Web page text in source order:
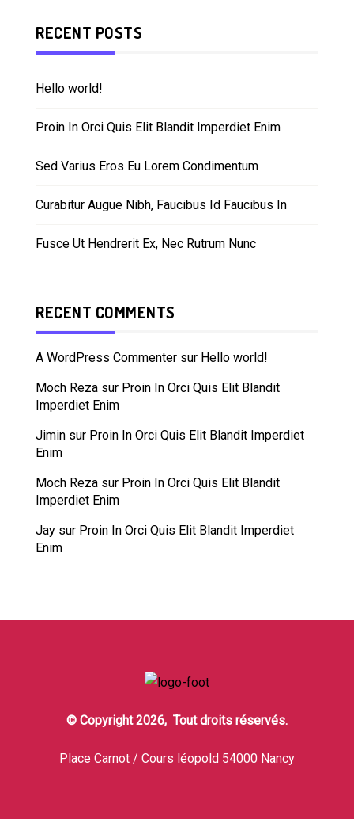
RECENT POSTS
Hello world!
Proin In Orci Quis Elit Blandit Imperdiet Enim
Sed Varius Eros Eu Lorem Condimentum
Curabitur Augue Nibh, Faucibus Id Faucibus In
Fusce Ut Hendrerit Ex, Nec Rutrum Nunc
RECENT COMMENTS
A WordPress Commenter sur Hello world!
Moch Reza sur Proin In Orci Quis Elit Blandit
Imperdiet Enim
Jimin sur Proin In Orci Quis Elit Blandit Imperdiet
Enim
Moch Reza sur Proin In Orci Quis Elit Blandit
Imperdiet Enim
Jay sur Proin In Orci Quis Elit Blandit Imperdiet
Enim
© Copyright 2026, Tout droits réservés.
Place Carnot / Cours léopold 54000 Nancy